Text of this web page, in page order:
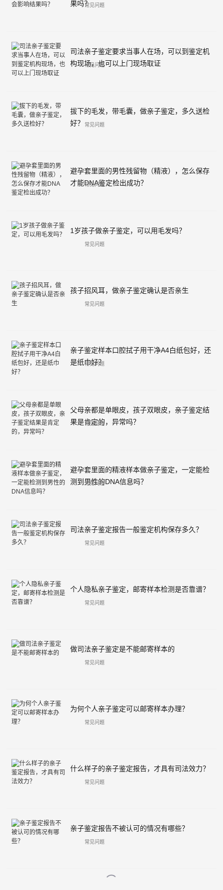
果吗？常见问题
司法亲子鉴定要求当事人在场，可以到鉴定机
构现场，也可以上门现场取证
常见问题
拔下的毛发，带毛囊，做亲子鉴定，多久送检
好？
常见问题
避孕套里面的男性残留物（精液），怎么保存
才能DNA鉴定检出成功？
常见问题
1岁孩子做亲子鉴定，可以用毛发吗？
常见问题
孩子招风耳，做亲子鉴定确认是否亲生
常见问题
亲子鉴定样本口腔拭子用干净A4白纸包好，还
是纸巾好？
常见问题
父母亲都是单眼皮，孩子双眼皮，亲子鉴定结
果是肯定的，异常吗？
常见问题
避孕套里面的精液样本做亲子鉴定，一定能检
测到男性的DNA信息吗？
常见问题
司法亲子鉴定报告一般鉴定机构保存多久？
常见问题
个人隐私亲子鉴定，邮寄样本检测是否靠谱？
常见问题
做司法亲子鉴定是不能邮寄样本的
常见问题
为何个人亲子鉴定可以邮寄样本办理？
常见问题
什么样子的亲子鉴定报告，才具有司法效力？
常见问题
亲子鉴定报告不被认可的情况有哪些？
常见问题
